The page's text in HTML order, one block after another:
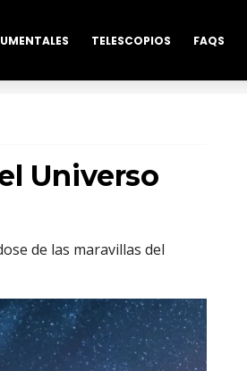
TELESCOPIOS FAQS
Universo
de las maravillas del